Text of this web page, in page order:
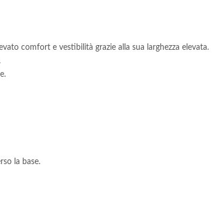
comfort e vestibilità grazie alla sua larghezza elevata.
la base.